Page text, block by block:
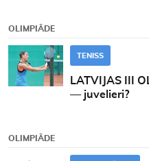
OLIMPIĀDE
TENISS
LATVIJAS III
— juvelieri?
OLIMPIĀDE